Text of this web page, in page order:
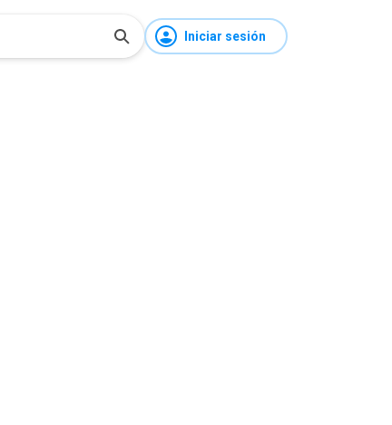
Iniciar sesión